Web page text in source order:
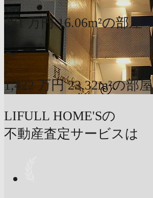
771 万円 16.06m²の部屋
〜
1,422 万円 23.32m²の部屋
LIFULL HOME'Sの
不動産査定サービスは